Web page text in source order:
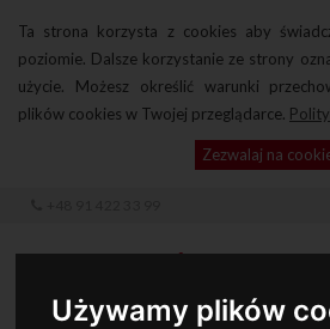
Używamy plików
Ta strona korzysta z cookies aby
poziomie. Dalsze korzystanie ze strony
użycie. Możesz określić warunki
plików cookies w Twojej przeglądarce.
Zezwalaj na